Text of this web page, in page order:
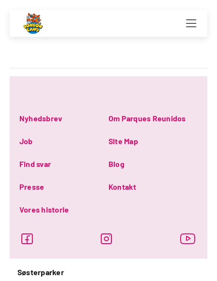
Nyhedsbrev Om Parques Reunidos
Job Site Map
Find svar Blog
Presse Kontakt
Vores historie
Søsterparker